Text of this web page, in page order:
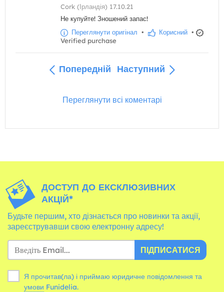
Cork (Ірландія) 17.10.21
Не купуйте! Зношений запас!
Переглянути оригінал • Корисний •
Verified purchase
Попередній Наступний
Переглянути всі коментарі
ДОСТУП ДО ЕКСКЛЮЗИВНИХ
АКЦІЙ*
Будьте першим, хто дізнається про новинки та акції,
зареєструвавши свою електронну адресу!
ПІДПИСАТИСЯ
Я прочитав(ла) і приймаю юридичне повідомлення та
умови Funidelia.